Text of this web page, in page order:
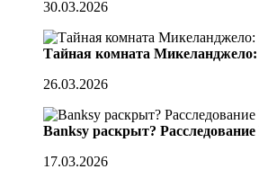
30.03.2026
Тайная комната Микеланджело:
26.03.2026
Banksy раскрыт?
17.03.2026